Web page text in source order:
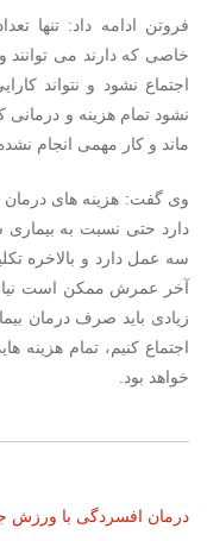
فروتن ادامه داد: تنها
خاصی که دارند می توانند
اجتماع نشود و نتواند
نشود تمام هزینه و درمانی
ماند و کار مهمی انجام
وی گفت: هزینه های درمان
دارد حتی نسبت به
سه عمل دارد و بالاخره
آخر عمرش ممکن است نیاز
زیادی باید صرف درمان
اجتماع کنیم، تمام هزینه
خواهد بود.
ناوبری
درمان افسردگی با ورزش